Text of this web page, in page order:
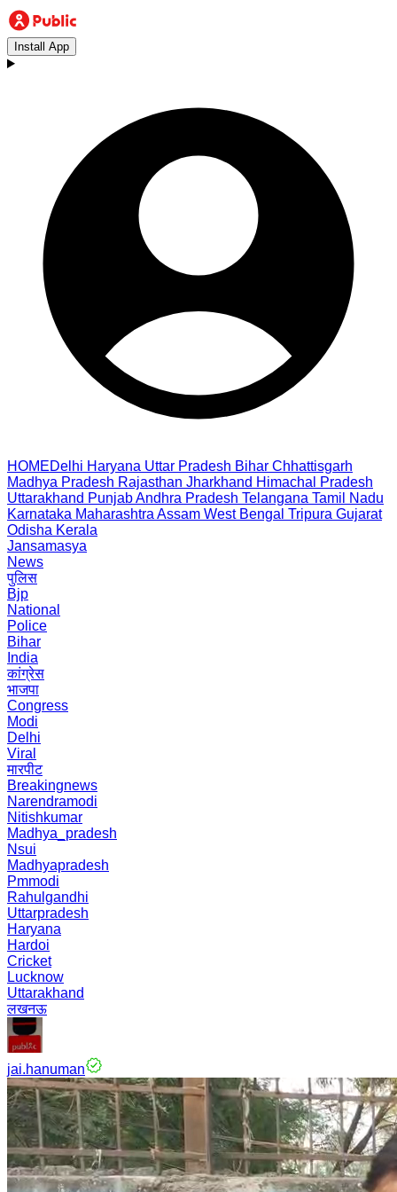
Install App
HOMEDelhi Haryana Uttar Pradesh Bihar Chhattisgarh
Madhya Pradesh Rajasthan Jharkhand Himachal Pradesh
Uttarakhand PunjabAndhra Pradesh Telangana Tamil Nadu
Karnataka Maharashtra Assam West Bengal Tripura Gujarat
Odisha Kerala
Jansamasya
News
पुलिस
Bjp
National
Police
Bihar
India
कांग्रेस
भाजपा
Congress
Modi
Delhi
Viral
मारपीट
Breakingnews
Narendramodi
Nitishkumar
Madhya_pradesh
Nsui
Madhyapradesh
Pmmodi
Rahulgandhi
Uttarpradesh
Haryana
Hardoi
Cricket
Lucknow
Uttarakhand
लखनऊ
jai.hanuman